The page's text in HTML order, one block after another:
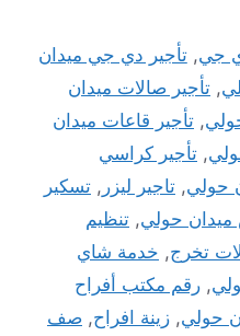
جي,تأجير دي جي ميدان
, تأجير صالات ميدان
, تأجير قاعات ميدان
, تأجير كراسي
حولي, تاجير ليزر , تسكير
حولي, تنظيم
تخرج, خدمة شاي
, رقم مكتب أفراح
حولي, زينة افراح, صف